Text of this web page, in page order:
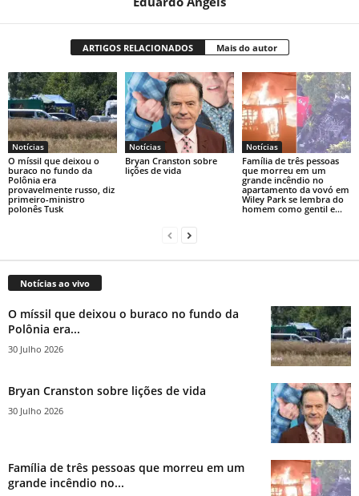
ARTIGOS RELACIONADOS Mais do autor
Notícias
O míssil que deixou o
buraco no fundo da
Polônia era
provavelmente russo, diz
primeiro-ministro
polonês Tusk
Notícias
Bryan Cranston sobre
lições de vida
Notícias
Família de três pessoas
que morreu em um
grande incêndio no
apartamento da vovó em
Wiley Park se lembra do
homem como gentil e...
Notícias ao vivo
O míssil que deixou o buraco no fundo da
Polônia era...
30 Julho 2026
Bryan Cranston sobre lições de vida
30 Julho 2026
Família de três pessoas que morreu em um
grande incêndio no...